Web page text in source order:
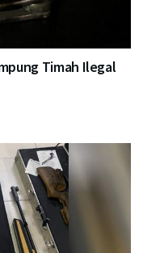
Timah Ilegal